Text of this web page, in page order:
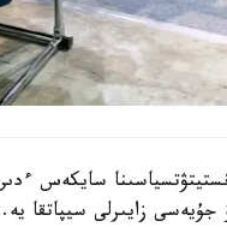
سايكەس
جۇيەسى زايىرلى سيپاتقا يە.